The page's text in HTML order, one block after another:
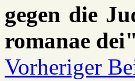
gegen die
romanae
Vorheriger